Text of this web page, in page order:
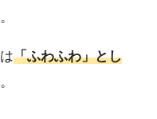
「ふわふわ」とし